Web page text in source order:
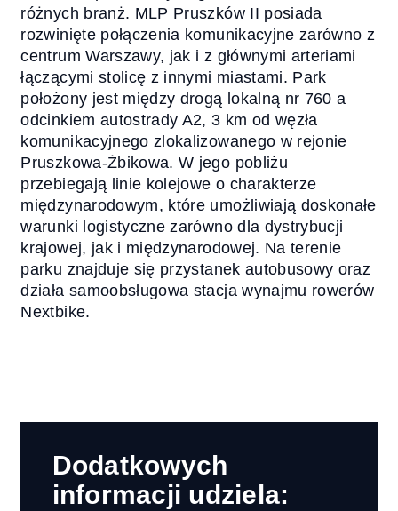
różnych branż. MLP Pruszków II posiada
rozwinięte połączenia komunikacyjne zarówno z
centrum Warszawy, jak i z głównymi arteriami
łączącymi stolicę z innymi miastami. Park
położony jest między drogą lokalną nr 760 a
odcinkiem autostrady A2, 3 km od węzła
komunikacyjnego zlokalizowanego w rejonie
Pruszkowa-Żbikowa. W jego pobliżu
przebiegają linie kolejowe o charakterze
międzynarodowym, które umożliwiają doskonałe
warunki logistyczne zarówno dla dystrybucji
krajowej, jak i międzynarodowej. Na terenie
parku znajduje się przystanek autobusowy oraz
działa samoobsługowa stacja wynajmu rowerów
Nextbike.
Dodatkowych
informacji udziela: